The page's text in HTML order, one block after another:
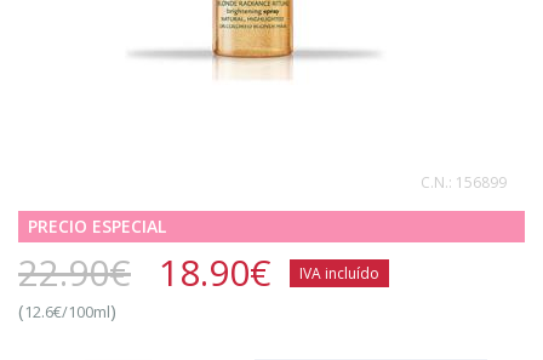
C.N.: 156899
PRECIO ESPECIAL
22.90€ 18.90€ IVA incluído
(12.6€/100ml)